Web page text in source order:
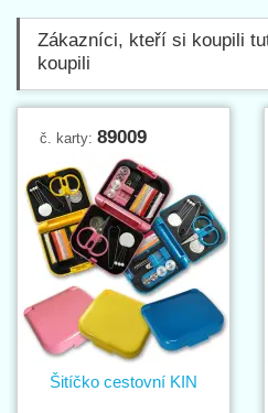
Zákazníci, kteří si koupili
koupili
č. karty: 89009
Šitíčko cestovní KIN